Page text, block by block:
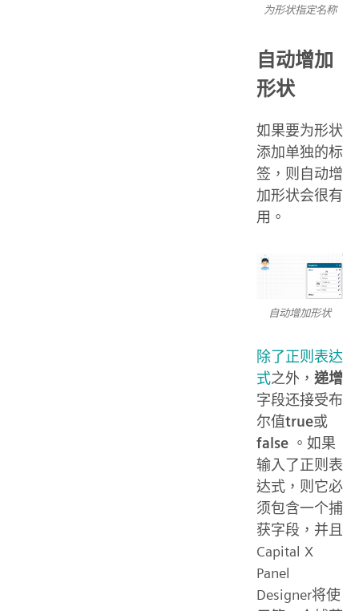
为形状指定名称
自动增加
形状
如果要为形状
添加单独的标
签，则自动增
加形状会很有
用。
自动增加形状
除了正则表达
式之外， 递增
字段还接受布
尔值true或
false 。如果
输入了正则表
达式，则它必
须包含一个捕
获字段，并且
Capital X
Panel
Designer将使